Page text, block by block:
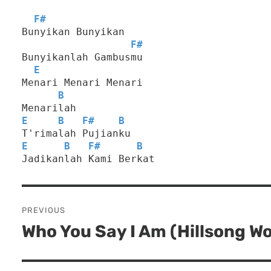
F#
Bunyikan Bunyikan
F#
Bunyikanlah Gambusmu
E
Menari Menari Menari
B
Menarilah
E
B F#
B
T'rimalah Pujianku
E
B F#
B
Jadikanlah Kami Berkat
navigation
PREVIOUS
Previous
Who You Say I Am (Hillsong